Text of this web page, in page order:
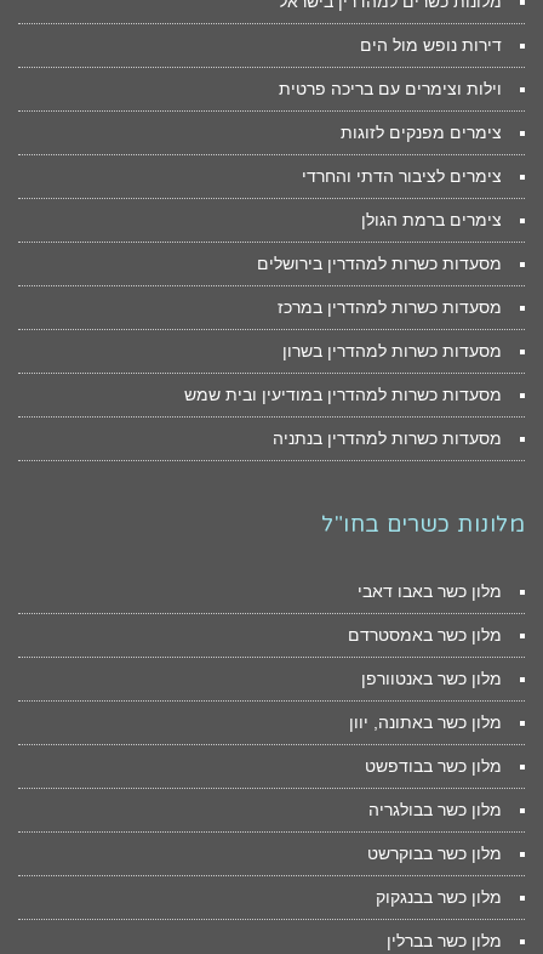
דירות נופש מול הים
וילות וצימרים עם בריכה פרטית
צימרים מפנקים לזוגות
צימרים לציבור הדתי והחרדי
צימרים ברמת הגולן
מסעדות כשרות למהדרין בירושלים
מסעדות כשרות למהדרין במרכז
מסעדות כשרות למהדרין בשרון
מסעדות כשרות למהדרין במודיעין ובית שמש
מסעדות כשרות למהדרין בנתניה
מלונות כשרים בחו"ל
מלון כשר באבו דאבי
מלון כשר באמסטרדם
מלון כשר באנטוורפן
מלון כשר באתונה, יוון
מלון כשר בבודפשט
מלון כשר בבולגריה
מלון כשר בבוקרשט
מלון כשר בבנגקוק
מלון כשר בברלין